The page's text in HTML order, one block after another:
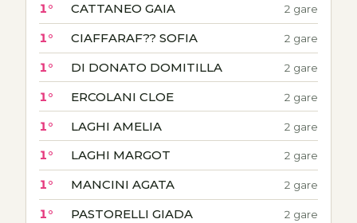
1° CATTANEO GAIA 2 gare
1° CIAFFARAF?? SOFIA 2 gare
1° DI DONATO DOMITILLA 2 gare
1° ERCOLANI CLOE 2 gare
1° LAGHI AMELIA 2 gare
1° LAGHI MARGOT 2 gare
1° MANCINI AGATA 2 gare
1° PASTORELLI GIADA 2 gare